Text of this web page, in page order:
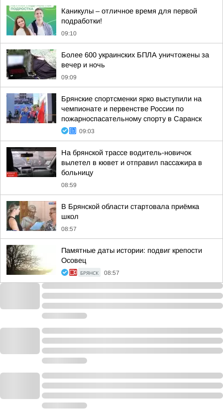
Каникулы – отличное время для первой
подработки!
09:10
Более 600 украинских БПЛА уничтожены за
вечер и ночь
09:09
Брянские спортсменки ярко выступили на
чемпионате и первенстве России по
пожарноспасательному спорту в Саранск
09:03
На брянской трассе водитель-новичок
вылетел в кювет и отправил пассажира в
больницу
08:59
В Брянской области стартовала приёмка
школ
08:57
Памятные даты истории: подвиг крепости
Осовец
БРЯНСК 08:57